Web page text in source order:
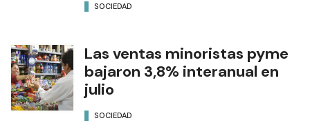
SOCIEDAD
Las ventas minoristas pyme
bajaron 3,8% interanual en
julio
SOCIEDAD